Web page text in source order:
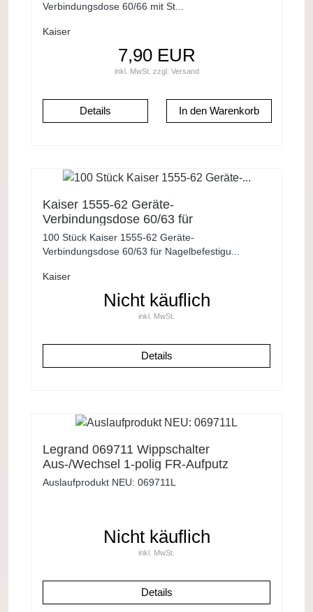
Verbindungsdose 60/66 mit St...
Kaiser
7,90 EUR
inkl. MwSt. zzgl. Versand
Details
Kaiser 1555-62 Geräte-
Verbindungsdose 60/63 für
Nagelbefestigung 100 Stück
100 Stück Kaiser 1555-62 Geräte-
Verbindungsdose 60/63 für Nagelbefestigu...
Kaiser
Nicht käuflich
inkl. MwSt.
Details
Legrand 069711 Wippschalter
Aus-/Wechsel 1-polig FR-Aufputz
Plexo55 grau
Auslaufprodukt NEU: 069711L
Nicht käuflich
inkl. MwSt.
Details